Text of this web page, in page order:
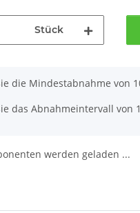
Stück
die Mindestabnahme von
das Abnahmeintervall von
werden geladen ...